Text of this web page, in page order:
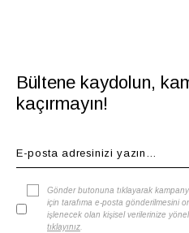
Bültene kaydolun,
kaçırmayın!
Gönder butonuna tıklayarak
için tarafıma e-posta gönderilmesini
işlenecek olan kişisel verilerinize
tıklayınız